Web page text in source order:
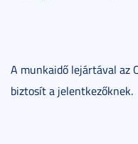
A munkaidő lejártával az
biztosít a jelentkezőknek.